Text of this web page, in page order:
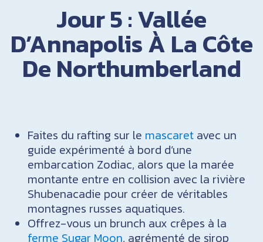
Jour 5 : Vallée
D’Annapolis À La Côte
De Northumberland
Faites du rafting sur le mascaret avec un
guide expérimenté à bord d’une
embarcation Zodiac, alors que la marée
montante entre en collision avec la rivière
Shubenacadie pour créer de véritables
montagnes russes aquatiques.
Offrez-vous un brunch aux crêpes à la
ferme Sugar Moon, agrémenté de sirop